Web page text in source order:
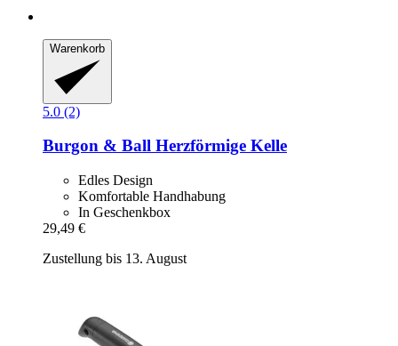
Warenkorb
5.0 (2)
Burgon & Ball Herzförmige Kelle
Edles Design
Komfortable Handhabung
In Geschenkbox
29,49 €
Zustellung bis 13. August